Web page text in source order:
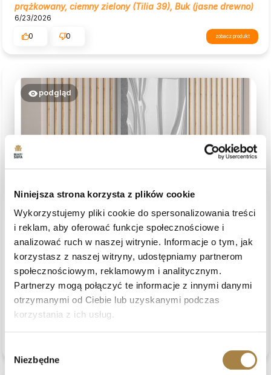
Niniejsza strona korzysta z plików cookie
Wykorzystujemy pliki cookie do spersonalizowania treści
i reklam, aby oferować funkcje społecznościowe i
analizować ruch w naszej witrynie. Informacje o tym, jak
korzystasz z naszej witryny, udostępniamy partnerom
społecznościowym, reklamowym i analitycznym.
Partnerzy mogą połączyć te informacje z innymi danymi
otrzymanymi od Ciebie lub uzyskanymi podczas
korzystania z ich usług.
zgody
Niezbędne
prążkowany, ciemny zielony (Tilia 39), Buk (jasne drewno)
6/23/2026
0
0 zobacz produkt
podgląd
Daniel
5
Zachowana jest w klasycznym stylu, co nadaje wnętrzu
przytulność. Pozycja wstępnie nawierconych otworów nie
zawsze pasuje. Niestety, instrukcje montażu nie zawierają
szczegółów. Komunikacja jest świetna!
Opinia dotyczy podobnego produktu:Szafa przesuwna z
lamelami HELIX, 240 cm, Nie, Cashmere + Dąb Artisan